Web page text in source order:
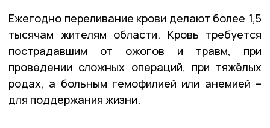
Ежегодно переливание крови делают более 1,5
тысячам жителям области. Кровь требуется
пострадавшим от ожогов и травм, при
проведении сложных операций, при тяжёлых
родах, а больным гемофилией или анемией –
для поддержания жизни.